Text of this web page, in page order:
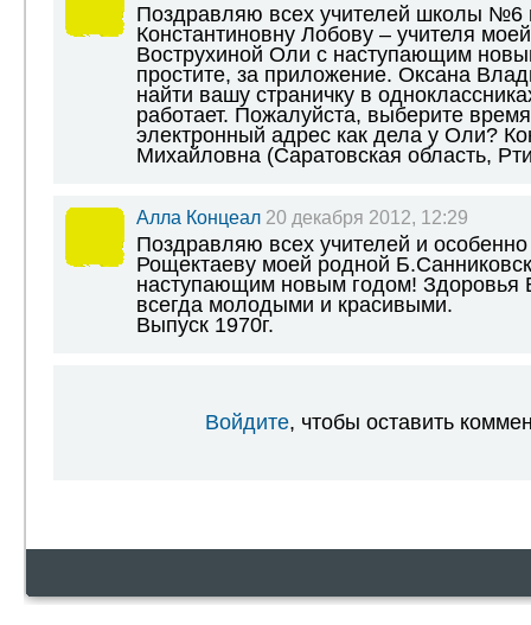
Поздравляю всех учителей школы №6
Константиновну Лобову – учителя
Вострухиной Оли с наступающим
простите, за приложение. Оксана
найти вашу страничку в
работает. Пожалуйста, выберите
электронный адрес как дела у Оли?
Михайловна (Саратовская область,
Алла Концеал 20 декабря 2012, 12:29
Поздравляю всех учителей и
Рощектаеву моей родной
наступающим новым годом! Здоровья
всегда молодыми и красивыми.
Выпуск 1970г.
Войдите, чтобы оставить